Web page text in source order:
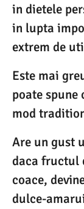
in dietele
in lupta
extrem de
Este mai
poate
mod
Are un gust
daca fructul
coace,
dulce-